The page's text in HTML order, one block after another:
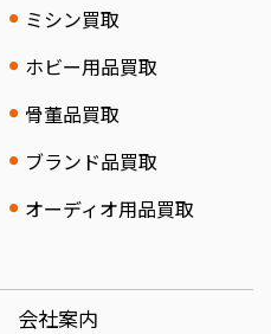
ミシン買取
ホビー用品買取
骨董品買取
ブランド品買取
オーディオ用品買取
会社案内